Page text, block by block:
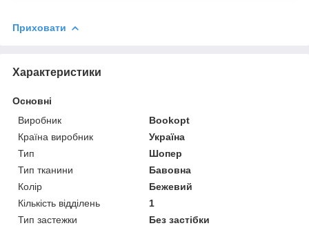
Приховати
Характеристики
Основні
Виробник
Bookopt
Країна виробник
Україна
Тип
Шопер
Тип тканини
Бавовна
Колір
Бежевий
Кількість відділень
1
Тип застежки
Без застібки